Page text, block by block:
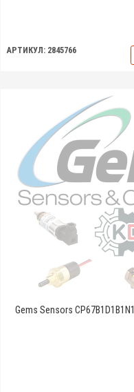
АРТИКУЛ: 2845766
Gems Sensors CP67B1D1B1N1